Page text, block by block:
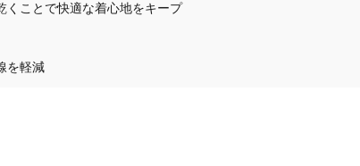
くことで快適な着心地をキープ
を軽減